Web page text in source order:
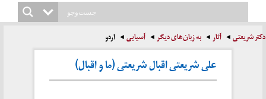
دکتر شریعتی آثار به زبان‌های دیگر آسیایی اردو
علی شریعتی اقبال شریعتی (ما و اقبال)